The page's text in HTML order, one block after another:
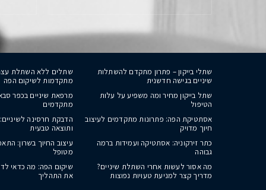
שתלי בייקון – פתרון מתקדם להשתלות
שיניים בגישה חדשנית
שתלים ללא השתלת עצם
מתקדמות לשיקום הפה
שתל בייקון מחיר ומה משפיע על עלות
הטיפול
מרפאת שיניים בכפר
מתקדמים
אסתטיקת הפה: פתרונות מתקדמים לעיצוב
חיוך מדויק
הדבקת חרסינה
ותוצאה טבעית
כתר זירקוניה: אסתטיקה ועמידות ברמה
גבוהה
עיצוב החיוך בשרון:
מטופל
מה אסור לעשות אחרי השתלת שיניים?
מדריך קצר למניעת טעויות נפוצות
שיקום הפה: מה כדאי
את התהליך